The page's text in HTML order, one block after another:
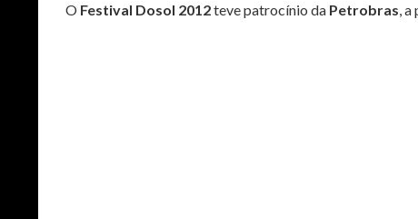
O Festival Dosol 2012teve patrocínio da Petrobras, a